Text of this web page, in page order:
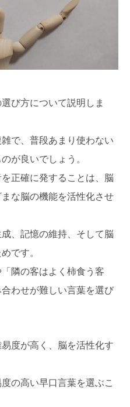
び方について説明しま
で、普段あまり使わない
が良いでしょう。
正確に発することは、脳
な脳の機能を活性化させ
、記憶の維持、そして脳
です。
隣の客はよく柿食う客
わせが難しい言葉を選び
度が高く、脳を活性化す
の高い早口言葉を選ぶこ